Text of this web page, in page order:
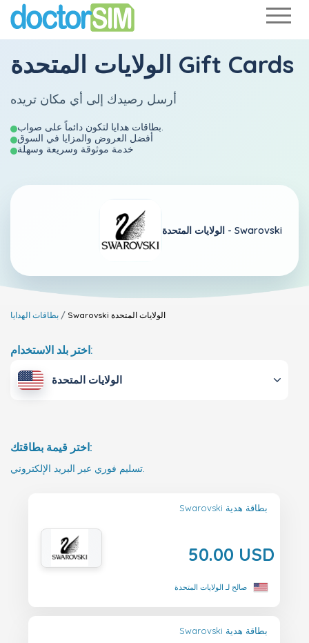
الولايات المتحدة Gift Cards
أرسل رصيدك إلى أي مكان تريده
أفضل العروض والمزايا في السوق
خدمة موثوقة وسريعة وسهلة
الولايات المتحدة - Swarovski
بطاقات الهدايا Swarovski الولايات المتحدة
اختر بلد الاستخدام:
الولايات المتحدة
اختر قيمة بطاقتك:
تسليم فوري عبر البريد الإلكتروني.
Swarovski بطاقة هدية
50.00 USD
صالح لـ الولايات المتحدة
Swarovski بطاقة هدية